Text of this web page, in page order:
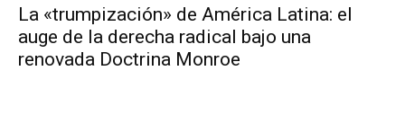
La «trumpización» de América Latina: el
auge de la derecha radical bajo una
renovada Doctrina Monroe